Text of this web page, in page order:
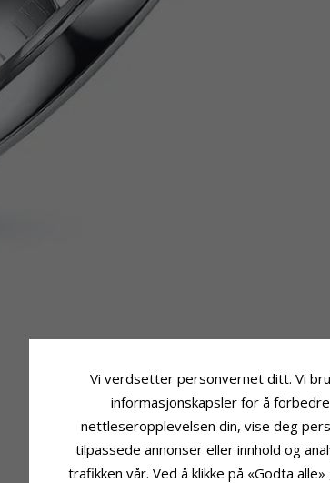
Vi verdsetter personvernet ditt. Vi
informasjonskapsler for å forbedre
nettleseropplevelsen din, vise deg
tilpassede annonser eller innhold og
trafikken vår. Ved å klikke på «Godta